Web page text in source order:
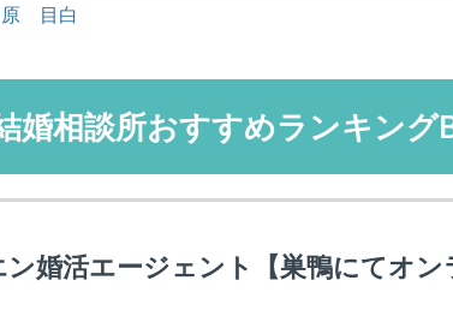
目白
婚相談所おすすめランキング
ン婚活エージェント【巣鴨にてオ